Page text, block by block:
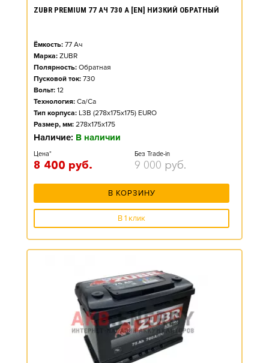
ZUBR PREMIUM 77 АЧ 730 А [EN] НИЗКИЙ ОБРАТНЫЙ
Ёмкость: 77 Ач
Марка: ZUBR
Полярность: Обратная
Пусковой ток: 730
Вольт: 12
Технология: Ca/Ca
Тип корпуса: L3B (278x175x175) EURO
Размер, мм: 278x175x175
Наличие: В наличии
Цена*
8 400 руб.
Без Trade-in
9 000 руб.
В КОРЗИНУ
В 1 клик